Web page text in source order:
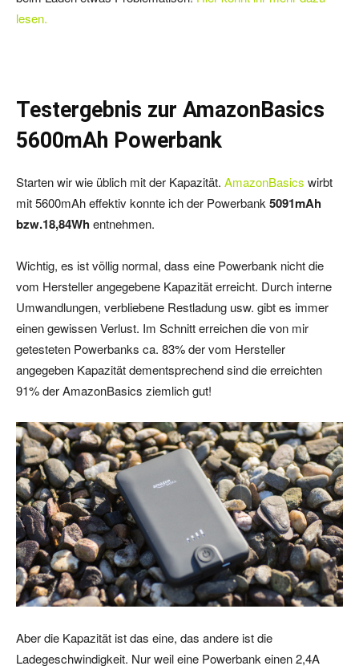
lesen.
Testergebnis zur AmazonBasics
5600mAh Powerbank
Starten wir wie üblich mit der Kapazität. AmazonBasics wirbt
mit 5600mAh effektiv konnte ich der Powerbank 5091mAh
bzw.18,84Whentnehmen.
Wichtig, es ist völlig normal, dass eine Powerbank nicht die
vom Hersteller angegebene Kapazität erreicht. Durch interne
Umwandlungen, verbliebene Restladung usw. gibt es immer
einen gewissen Verlust. Im Schnitt erreichen die von mir
getesteten Powerbanks ca. 83% der vom Hersteller
angegeben Kapazität dementsprechend sind die erreichten
91% der AmazonBasics ziemlich gut!
Aber die Kapazität ist das eine, das andere ist die
Ladegeschwindigkeit. Nur weil eine Powerbank einen 2,4A